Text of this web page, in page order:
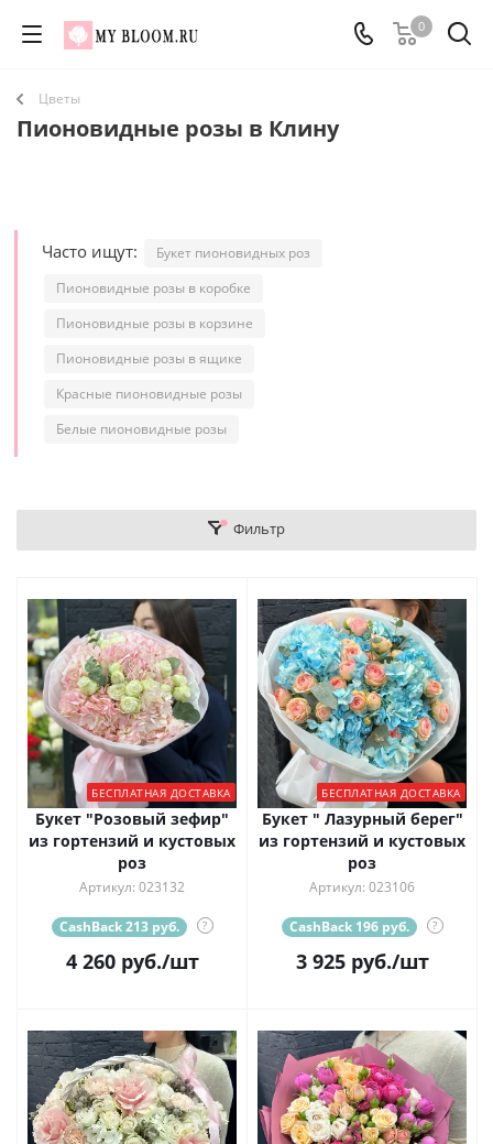
0
Цветы
Пионовидные розы в Клину
Часто ищут:
Букет пионовидных роз
Пионовидные розы в коробке
Пионовидные розы в корзине
Пионовидные розы в ящике
Красные пионовидные розы
Белые пионовидные розы
Фильтр
БЕСПЛАТНАЯ ДОСТАВКА
Букет "Розовый зефир"
из гортензий и кустовых
роз
Артикул: 023132
CashBack 213 руб. ?
4 260руб./шт
БЕСПЛАТНАЯ ДОСТАВКА
Букет " Лазурный берег"
из гортензий и кустовых
роз
Артикул: 023106
CashBack 196 руб. ?
3 925руб./шт